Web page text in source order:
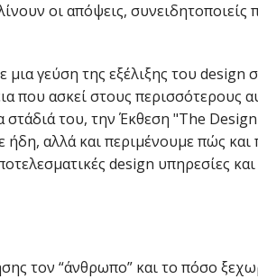
οι απόψεις, συνειδητοποιείς
μια γεύση της εξέλιξης του
που ασκεί στους περισσότερους
του, την Έκθεση "The
ήδη, αλλά και περιμένουμε πώς
design υπηρεσίες
τον “άνθρωπο” και το πόσο